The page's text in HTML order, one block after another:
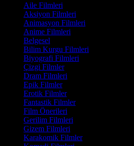
Aile Filmleri
Aksiyon Filmleri
Animasyon Filmleri
Anime Filmleri
Belgesel
Bilim Kurgu Filmleri
Biyografi Filmleri
Çizgi Filmler
Dram Filmleri
Epik Filmler
Erotik Filmler
Fantastik Filmler
Film Önerileri
Gerilim Filmleri
Gizem Filmleri
Karakomik Filmler